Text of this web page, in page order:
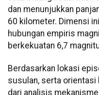
dan menunjukkan
60 kilometer. Dimensi
hubungan empiris
berkekuatan 6,7
Berdasarkan lokasi
susulan, serta orientasi
dari analisis